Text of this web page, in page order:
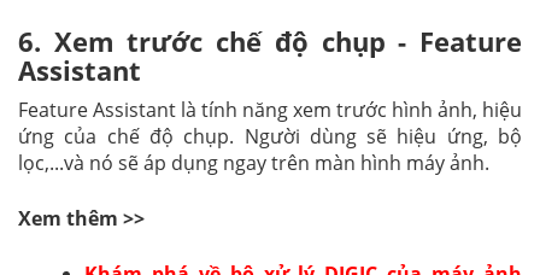
6. Xem trước chế độ chụp - Feature
Assistant
Feature Assistant là tính năng xem trước hình ảnh, hiệu
ứng của chế độ chụp. Người dùng sẽ hiệu ứng, bộ
lọc,...và nó sẽ áp dụng ngay trên màn hình máy ảnh.
Xem thêm >>